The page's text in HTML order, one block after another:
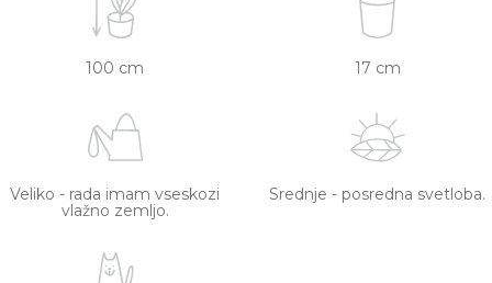
100 cm 17 cm
Veliko - rada imam vseskozi
vlažno zemljo.
Srednje - posredna svetloba.